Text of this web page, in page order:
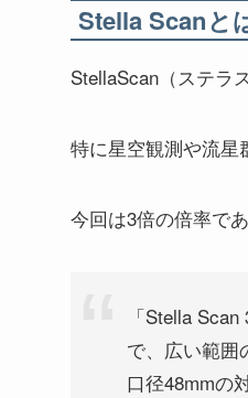
Stella Scanと
StellaScan（ステラ
特に星空観測や流星
今回は3倍の倍率で
「Stella
で、広い範囲
口径48mmの